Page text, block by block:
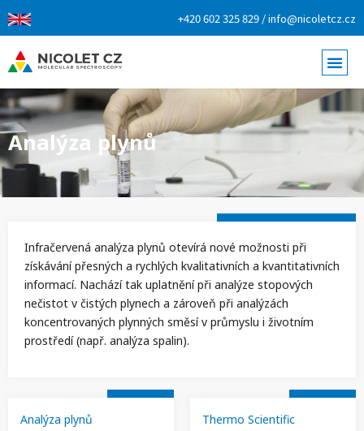
+420 602 325 829 / info@nicoletcz.cz
Analýza plynů
Infračervená analýza plynů otevírá nové možnosti při
získávání přesných a rychlých kvalitativních a kvantitativních
informací. Nachází tak uplatnění při analýze stopových
nečistot v čistých plynech a zároveň při analýzách
koncentrovaných plynných směsí v průmyslu i životním
prostředí (např. analýza spalin).
Analýza plynů Thermo Scientific